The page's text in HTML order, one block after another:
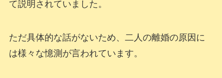
て説明されていました。
ただ具体的な話がないため、二人の離婚の原因に
は様々な憶測が言われています。